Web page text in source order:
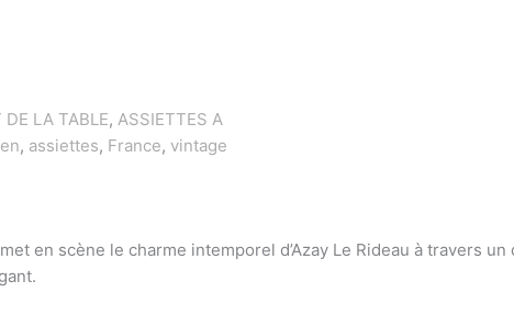
DE LA TABLE, ASSIETTES A
, assiettes, France, vintage
en scène le charme intemporel d’Azay Le Rideau à travers